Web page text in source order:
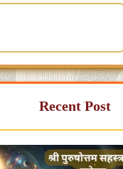
Recent Post